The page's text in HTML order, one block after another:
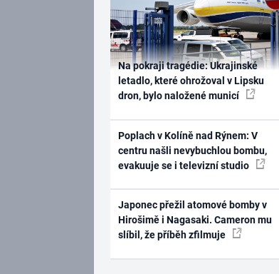
Na pokraji tragédie: Ukrajinské
letadlo, které ohrožoval v Lipsku
dron, bylo naložené municí
Poplach v Kolíně nad Rýnem: V
centru našli nevybuchlou bombu,
evakuuje se i televizní studio
Japonec přežil atomové bomby v
Hirošimě i Nagasaki. Cameron mu
slíbil, že příběh zfilmuje